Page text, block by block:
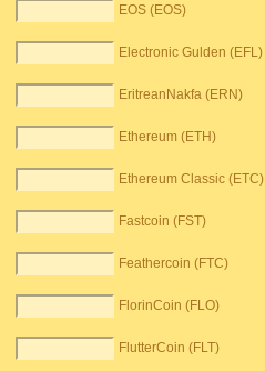
EOS (EOS)
Electronic Gulden (EFL)
EritreanNakfa (ERN)
Ethereum (ETH)
Ethereum Classic (ETC)
Fastcoin (FST)
Feathercoin (FTC)
FlorinCoin (FLO)
FlutterCoin (FLT)